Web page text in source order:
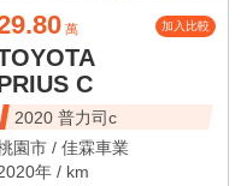
萬 加入比較
C
2020 普力司c
園市 / 佳霖車業
年 / km